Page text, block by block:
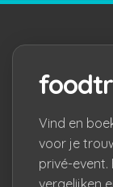
Vind en
voor je
privé-
vergelijken